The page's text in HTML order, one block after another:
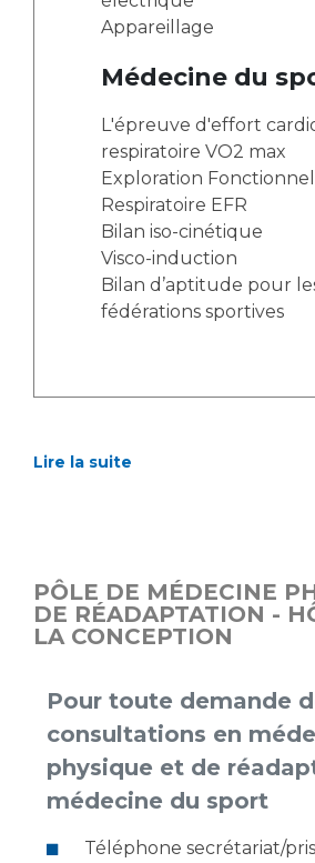
Appareillage
Médecine du
L'épreuve d'effort
respiratoire VO2 max
Exploration
Respiratoire EFR
Bilan iso-cinétique
Visco-induction
Bilan d’aptitude pour
fédérations sportives
Lire la suite
PÔLE DE MÉDECINE
DE RÉADAPTATION -
LA CONCEPTION
Pour toute demande
consultations en
physique et de
médecine du sport
Téléphone secrétariat/